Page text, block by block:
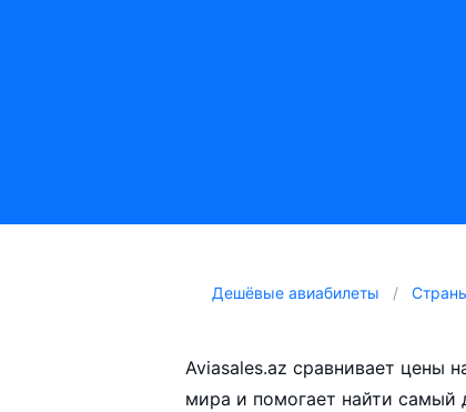
Дешёвые авиабилеты
Aviasales.az сравнивает цены
мира и помогает найти самый